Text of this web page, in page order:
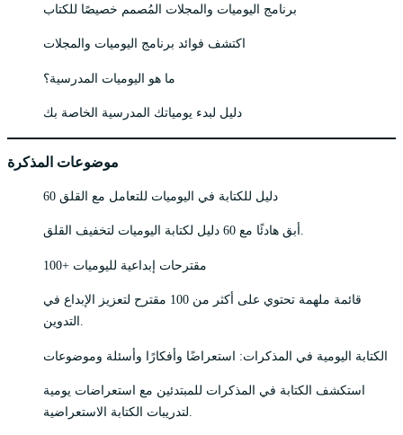
برنامج اليوميات والمجلات المُصمم خصيصًا للكتاب
اكتشف فوائد برنامج اليوميات والمجلات
ما هو اليوميات المدرسية؟
دليل لبدء يومياتك المدرسية الخاصة بك
موضوعات المذكرة
60 دليل للكتابة في اليوميات للتعامل مع القلق
أبق هادئًا مع 60 دليل لكتابة اليوميات لتخفيف القلق.
100+ مقترحات إبداعية لليوميات
قائمة ملهمة تحتوي على أكثر من 100 مقترح لتعزيز الإبداع في
التدوين.
الكتابة اليومية في المذكرات: استعراضًا وأفكارًا وأسئلة وموضوعات
استكشف الكتابة في المذكرات للمبتدئين مع استعراضات يومية